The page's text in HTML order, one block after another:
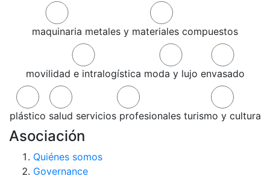
maquinaria metales y materiales compuestos
movilidad e intralogística moda y lujo envasado
plástico salud servicios profesionales turismo y cultura
Asociación
Quiénes somos
Governance